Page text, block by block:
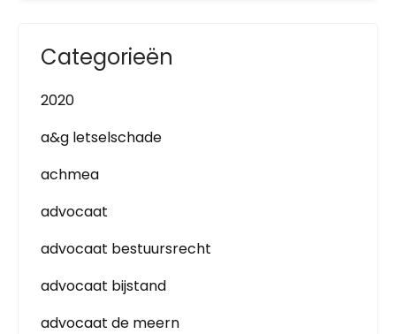
Categorieën
2020
a&g letselschade
achmea
advocaat
advocaat bestuursrecht
advocaat bijstand
advocaat de meern